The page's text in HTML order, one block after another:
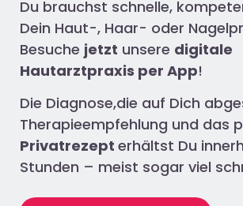
Du brauchst schnelle,
Dein Haut-, Haar- oder
Besuche jetzt unsere digitale
Hautarztpraxis per App!
Die Diagnose,die auf Dich
Therapieempfehlung und das
Privatrezept erhältst Du
Stunden – meist sogar viel